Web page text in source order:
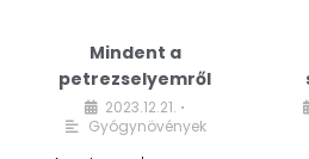
Mindent a
petrezselyemről
2023.12.21. •
Gyógynövények